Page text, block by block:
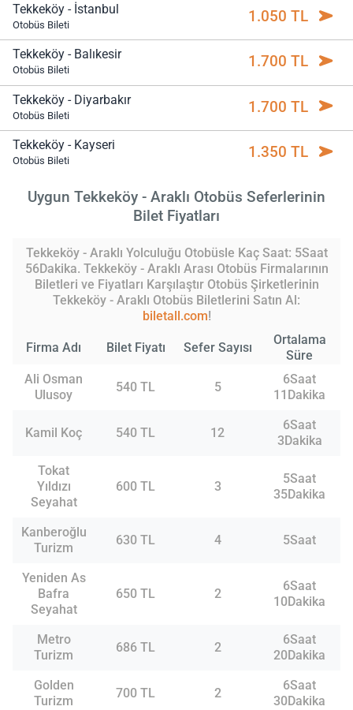
Tekkeköy - İstanbul
Otobüs Bileti 1.050 TL
Tekkeköy - Balıkesir
Otobüs Bileti 1.700 TL
Tekkeköy - Diyarbakır
Otobüs Bileti 1.700 TL
Tekkeköy - Kayseri
Otobüs Bileti 1.350 TL
Uygun Tekkeköy - Araklı Otobüs Seferlerinin
Bilet Fiyatları
Tekkeköy - Araklı Yolculuğu Otobüsle Kaç Saat: 5Saat
56Dakika. Tekkeköy - Araklı Arası Otobüs Firmalarının
Biletleri ve Fiyatları Karşılaştır Otobüs Şirketlerinin
Tekkeköy - Araklı Otobüs Biletlerini Satın Al:
biletall.com!
Firma Adı Bilet Fiyatı Sefer Sayısı
Ortalama
Süre
Ali Osman
Ulusoy
540 TL 5
6Saat
11Dakika
Kamil Koç 540 TL 12
6Saat
3Dakika
Tokat
Yıldızı
Seyahat
600 TL 3
5Saat
35Dakika
Kanberoğlu
Turizm
630 TL 4 5Saat
Yeniden As
Bafra
Seyahat
650 TL 2
6Saat
10Dakika
Metro
Turizm
686 TL 2
6Saat
20Dakika
Golden
Turizm
700 TL 2
6Saat
30Dakika